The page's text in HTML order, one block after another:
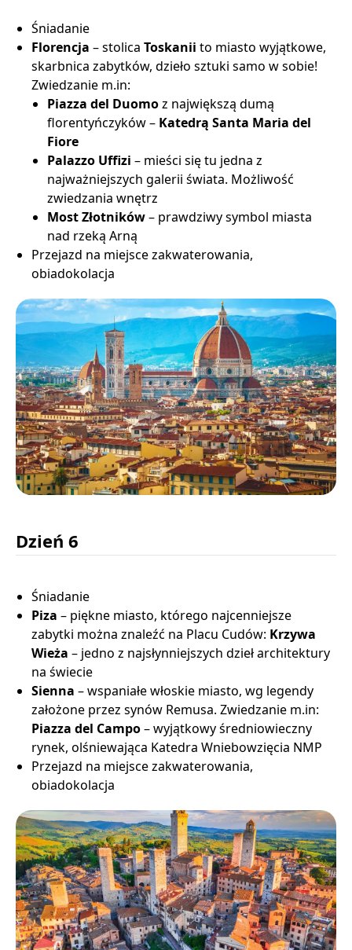
Śniadanie
Florencja – stolica Toskanii to miasto wyjątkowe,
skarbnica zabytków, dzieło sztuki samo w sobie!
Zwiedzanie m.in:
Piazza del Duomoz największą dumą
florentyńczyków – Katedrą Santa Maria del
Fiore
Palazzo Uffizi – mieści się tu jedna z
najważniejszych galerii świata. Możliwość
zwiedzania wnętrz
Most Złotników– prawdziwy symbol miasta
nad rzeką Arną
Przejazd na miejsce zakwaterowania,
obiadokolacja
Dzień 6
Śniadanie
Piza – piękne miasto, którego najcenniejsze
zabytki można znaleźć na Placu Cudów: Krzywa
Wieża – jedno z najsłynniejszych dzieł architektury
na świecie
Sienna – wspaniałe włoskie miasto, wg legendy
założone przez synów Remusa. Zwiedzanie m.in:
Piazza del Campo– wyjątkowy średniowieczny
rynek, olśniewająca Katedra Wniebowzięcia NMP
Przejazd na miejsce zakwaterowania,
obiadokolacja